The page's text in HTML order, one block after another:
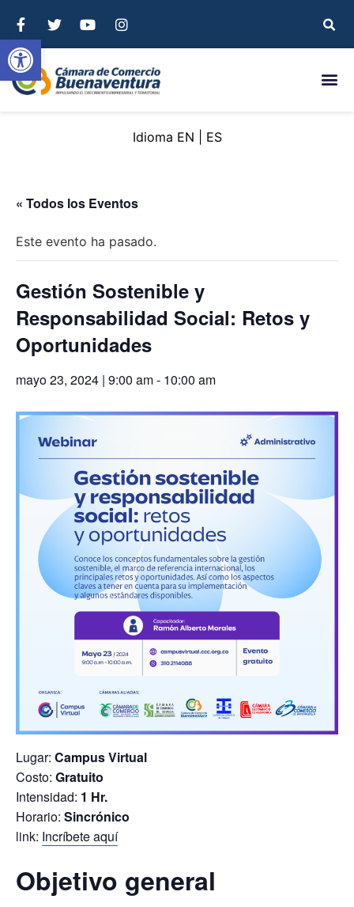
Abrir barra de herramientas
EN ES
« Todos los Eventos
Este evento ha pasado.
Gestión Sostenible y
Responsabilidad Social: Retos y
Oportunidades
mayo 23, 2024 | 9:00 am- 10:00 am
Lugar: Campus Virtual
Costo: Gratuito
Intensidad: 1 Hr.
Horario: Sincrónico
link: Incríbete aquí
Objetivo general